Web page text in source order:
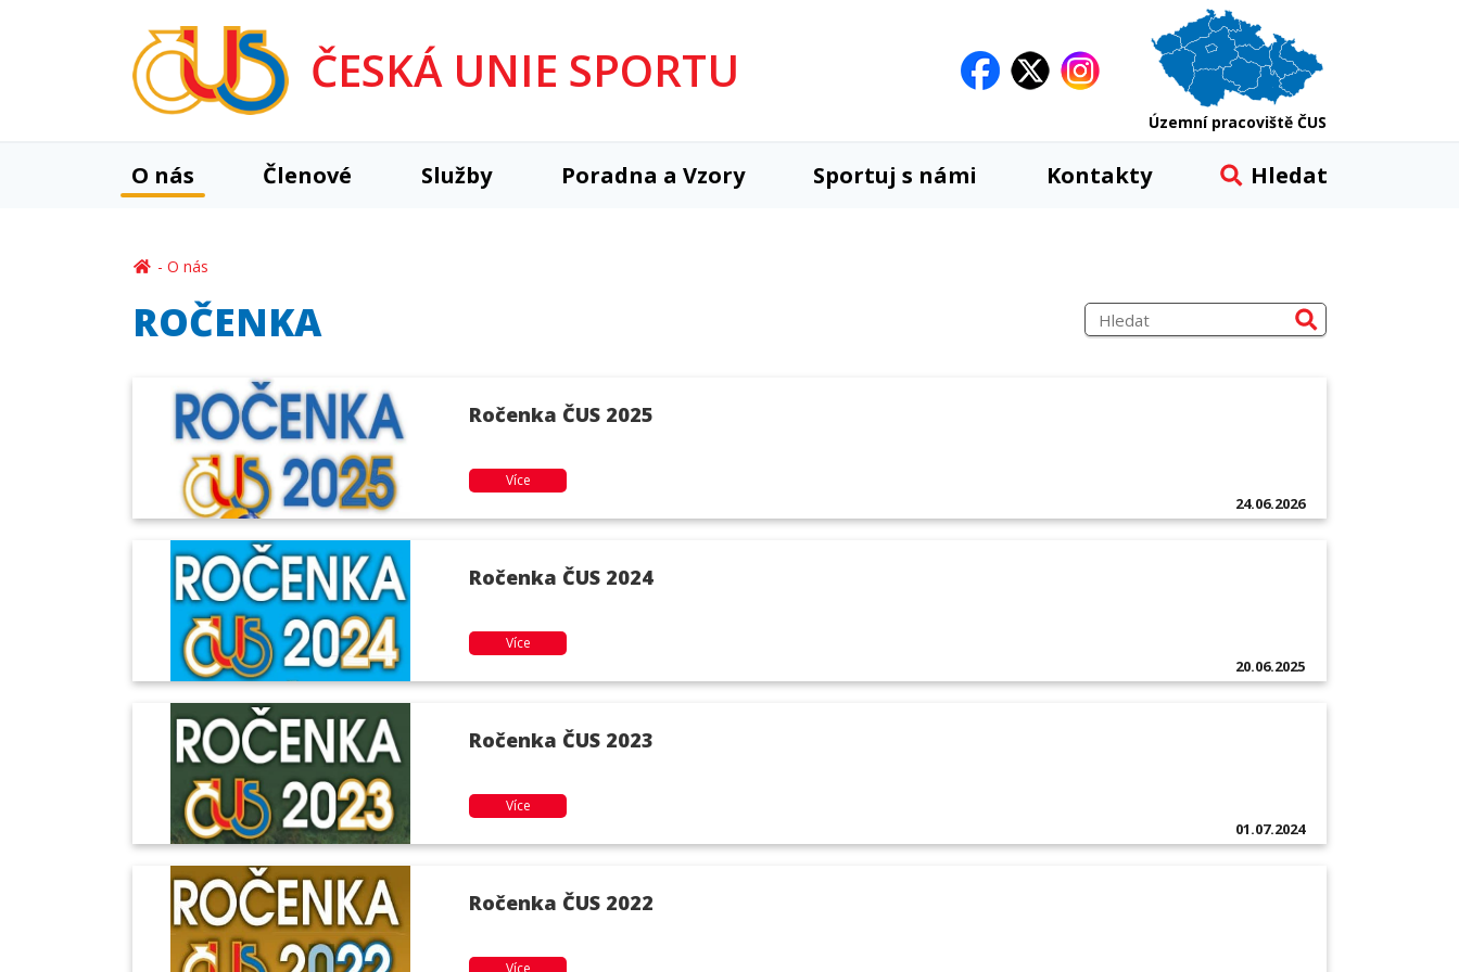
ČESKÁ UNIE SPORTU
Územní pracoviště ČUS
O nás Členové Služby Poradna a Vzory Sportuj s námi Kontakty Hledat
O nás
ROČENKA
Ročenka ČUS 2025
Více
24.06.2026
Ročenka ČUS 2024
Více
20.06.2025
Ročenka ČUS 2023
Více
01.07.2024
Ročenka ČUS 2022
Více